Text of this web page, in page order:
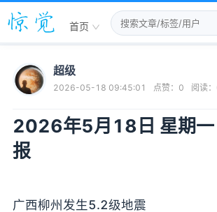
首页
超级
2026-05-18 09:45:01 点赞： 0 阅读：
2026年5月18日 星期一
报
广西柳州发生5.2级地震